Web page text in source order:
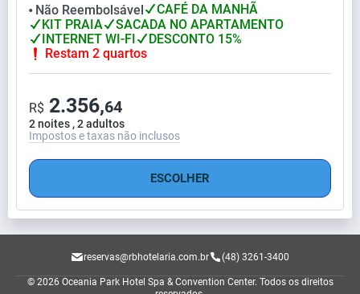
⬤ Não Reembolsável
CAFÉ DA MANHÃ
KIT PRAIA
SACADA NO APARTAMENTO
INTERNET WI-FI
DESCONTO 15%
Restam 2 quartos
2 noites , 2 adultos
R$ 2.356,64
Impostos e taxas não inclusos
ESCOLHER
reservas@rbhotelaria.com.br (48) 3261-3400
© 2026 Oceania Park Hotel Spa & Convention Center. Todos os direitos